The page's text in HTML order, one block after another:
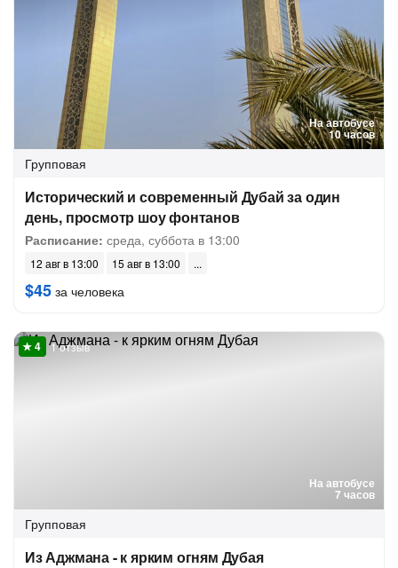
На автобусе
10 часов
Групповая
Исторический и современный Дубай за один
день, просмотр шоу фонтанов
Расписание: среда, суббота в 13:00
12 авг в 13:00 15 авг в 13:00
$45 за человека
На автобусе
7 часов
1 отзыв
Групповая
Из Аджмана - к ярким огням Дубая